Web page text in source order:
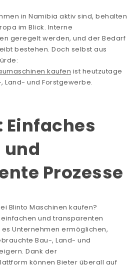
in Namibia aktiv sind, behalten
im Blick. Interne
geregelt werden, und der Bedarf
bestehen. Doch selbst aus
kaufen ist heutzutage
Land- und Forstgewerbe.
Einfaches
und
Prozesse
Blinto Maschinen kaufen?
und transparenten
Unternehmen ermöglichen,
Bau-, Land- und
Dank der
können Bieter überall auf